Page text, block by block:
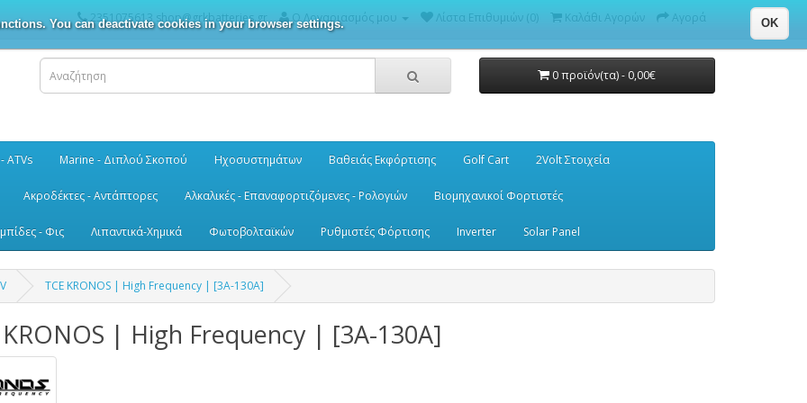
You can deactivate cookies in your browser settings. OK
2351075613 shop@grkbatteries.gr Ο Λογαριασμός μου Λίστα Επιθυμιών (0) Καλάθι Αγορών Αγορά
0 προϊόν(τα) - 0,00€
ATVs Marine - Διπλού Σκοπού Ηχοσυστημάτων Βαθειάς Εκφόρτισης Golf Cart 2Volt Στοιχεία
Ακροδέκτες - Αντάπτορες Αλκαλικές - Επαναφορτιζόμενες - Ρολογιών Βιομηχανικοί Φορτιστές
- Φις Λιπαντικά-Χημικά Φωτοβολταϊκών Ρυθμιστές Φόρτισης Inverter Solar Panel
TCE KRONOS | High Frequency | [3A-130A]
KRONOS | High Frequency | [3A-130A]